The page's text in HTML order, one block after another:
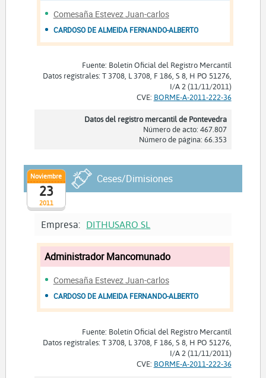
Comesaña Estevez Juan-carlos
CARDOSO DE ALMEIDA FERNANDO-ALBERTO
Fuente: Boletín Oficial del Registro Mercantil
Datos registrales: T 3708, L 3708, F 186, S 8, H PO 51276,
I/A 2 (11/11/2011)
CVE: BORME-A-2011-222-36
Datos del registro mercantil de Pontevedra
Número de acto: 467.807
Número de página: 66.353
2011
Noviembre
23
Ceses/Dimisiones
Empresa: DITHUSARO SL
Administrador Mancomunado
Comesaña Estevez Juan-carlos
CARDOSO DE ALMEIDA FERNANDO-ALBERTO
Fuente: Boletín Oficial del Registro Mercantil
Datos registrales: T 3708, L 3708, F 186, S 8, H PO 51276,
I/A 2 (11/11/2011)
CVE: BORME-A-2011-222-36